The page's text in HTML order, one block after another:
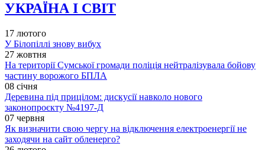
УКРАЇНА І СВІТ
17 лютого
У Білопіллі знову вибух
27 жовтня
На території Сумської громади поліція нейтралізувала бойову
частину ворожого БПЛА
08 січня
Деревина під прицілом: дискусії навколо нового
законопроєкту №4197-Д
07 червня
Як визначити свою чергу на відключення електроенергії не
заходячи на сайт обленерго?